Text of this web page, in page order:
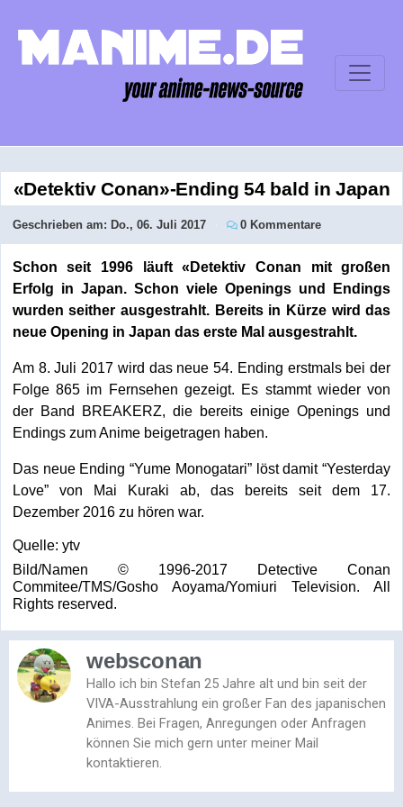
«Detektiv Conan»-Ending 54 bald in Japan
Geschrieben am: Do., 06. Juli 2017 0 Kommentare
Schon seit 1996 läuft «Detektiv Conan mit großen
Erfolg in Japan. Schon viele Openings und Endings
wurden seither ausgestrahlt. Bereits in Kürze wird das
neue Opening in Japan das erste Mal ausgestrahlt.
Am 8. Juli 2017 wird das neue 54. Ending erstmals bei der
Folge 865 im Fernsehen gezeigt. Es stammt wieder von
der Band BREAKERZ, die bereits einige Openings und
Endings zum Anime beigetragen haben.
Das neue Ending “Yume Monogatari” löst damit “Yesterday
Love” von Mai Kuraki ab, das bereits seit dem 17.
Dezember 2016 zu hören war.
Quelle: ytv
Bild/Namen © 1996-2017 Detective Conan
Commitee/TMS/Gosho Aoyama/Yomiuri Television. All
Rights reserved.
websconan
Hallo ich bin Stefan 25 Jahre alt und bin seit der
VIVA-Ausstrahlung ein großer Fan des japanischen
Animes. Bei Fragen, Anregungen oder Anfragen
können Sie mich gern unter meiner Mail
kontaktieren.